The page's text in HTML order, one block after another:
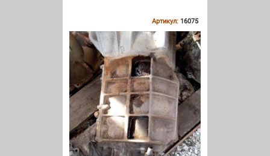
Артикул: 16075